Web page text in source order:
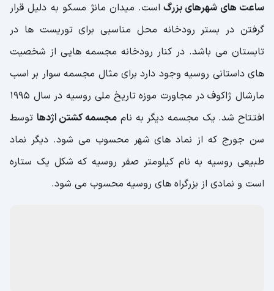
ساعت های شهرهای بزرگ است. میدان مانژ مسکو به دلیل قرار
گرفتن در بستر رودخانه محل مناسبی برای توریست ها در
تابستان می باشد. در کنار رودخانه مجسمه هایی از شخصیت
های داستانی روسیه وجود دارد برای مثال مجسمه سوار بر اسب
مارشال ژاکوف در مجاورت موزه تاریخ ملی روسیه در سال 1995
افتتاح شد. یک مجسمه دیگر به نام مجسمه کشتن اژدها توسط
سن جورج که از نماد های شهر محسوب می شود. دیگر نماد
طبیعی روسیه به نام کیلومتر صفر روسیه که شکل یک ستاره
است و نمادی از بزرگراه های روسیه محسوب می شود.